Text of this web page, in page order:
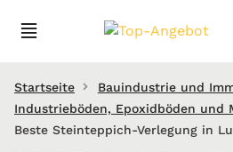
Startseite
Bauindustrie und
Industrieböden, Epoxidböden und
Beste Steinteppich-Verlegung in